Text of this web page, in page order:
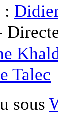
:
Talec
sous